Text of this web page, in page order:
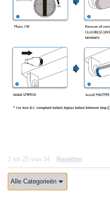
1 tot 25 van 34 Resetten
Alle Categorieën